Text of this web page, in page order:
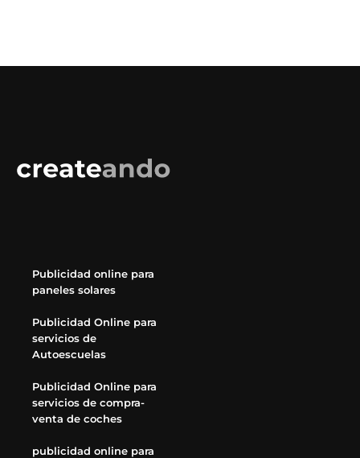
Publicidad online para
paneles solares
Publicidad Online para
servicios de
Autoescuelas
Publicidad Online para
servicios de compra-
venta de coches
publicidad online para